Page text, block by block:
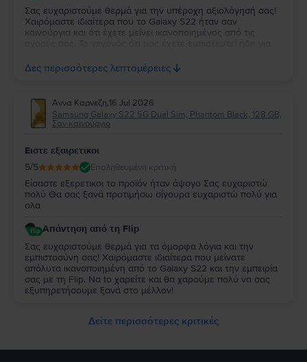
Σας ευχαριστούμε θερμά για την υπέροχη αξιολόγησή σας!
Χαιρόμαστε ιδιαίτερα που το Galaxy S22 ήταν σαν
καινούργια και ότι έχετε μείνει ικανοποιημένος από τις
ειλικρινά για τη στήριξή σας. Σας ευχόμαστε να απολαύσετε
τη νέα σας συσκευή και θα χαρούμε να σας
Δες περισσότερες λεπτομέρειες
Αννα Καρνεζη,16 Jul 2026
Samsung Galaxy S22 5G Dual Sim, Phantom Black, 128 GB,
Σαν καινούργιο
Ειστε εξαιρετικοι
5/5 Επαληθευμένη κριτική
Είσαστε εξερετικοι το προϊόν ήταν άψογο Σας ευχαριστώ
πολύ Θα σας ξανά προτιμήσω σίγουρα ευχαριστώ πολύ για
ολα
Απάντηση από τη Flip
Σας ευχαριστούμε θερμά για τα όμορφα λόγια και την
εμπιστοσύνη σας! Χαιρόμαστε ιδιαίτερα που μείνατε
απόλυτα ικανοποιημένη από τo Galaxy S22 και την εμπειρία
σας με τη Flip. Να to χαρείτε και θα χαρούμε πολύ να σας
εξυπηρετήσουμε ξανά στο μέλλον!
Δείτε περισσότερες κριτικές